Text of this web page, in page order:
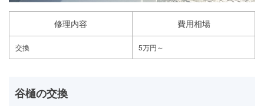
修理内容 費用相場
交換 5万円～
谷樋の交換